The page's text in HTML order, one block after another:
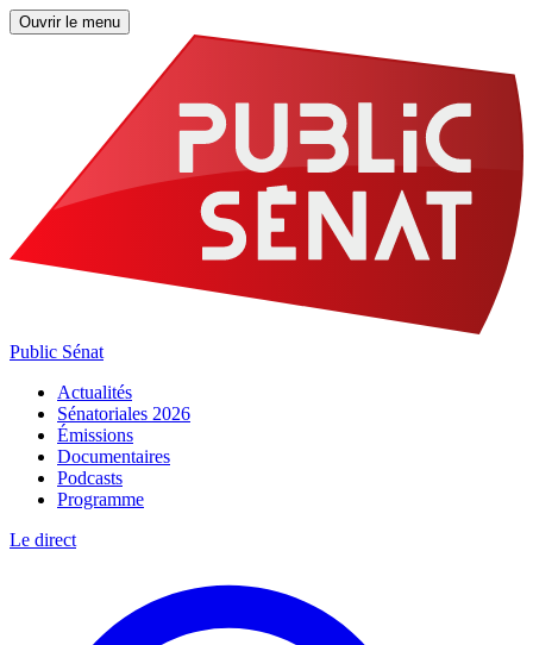
Ouvrir le menu
Public Sénat
Actualités
Sénatoriales 2026
Émissions
Documentaires
Podcasts
Programme
Le direct